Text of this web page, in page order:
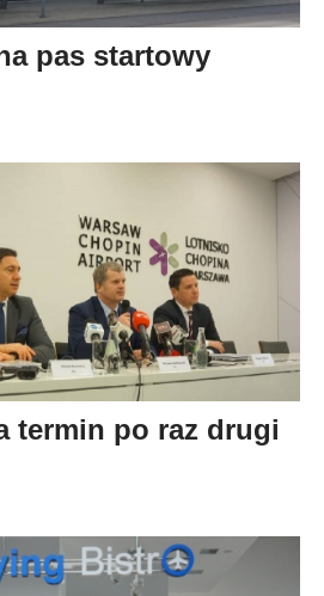
pas startowy
termin po raz drugi